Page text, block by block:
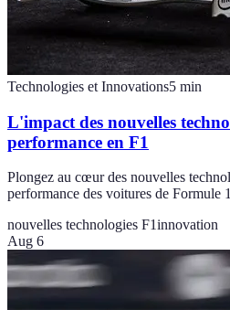
Technologies et Innovations5 min
L'impact des nouvelles
performance en F1
Plongez au cœur des nouvelles
performance des voitures de Formule
nouvelles technologies F1innovation
Aug 6